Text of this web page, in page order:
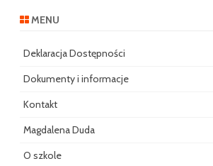
MENU
Deklaracja Dostępności
Dokumenty i informacje
Kontakt
Magdalena Duda
O szkole